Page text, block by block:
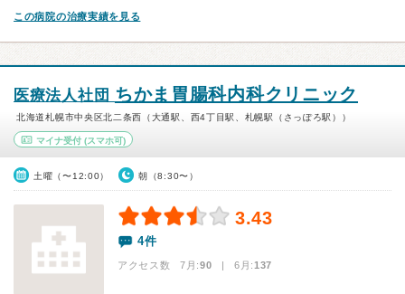
この病院の治療実績を見る
医療法人社団 ちかま胃腸科内科クリニック
北海道札幌市中央区北二条西（大通駅、西4丁目駅、札幌駅（さっぽろ駅））
マイナ受付 (スマホ可)
土曜（〜12:00） 朝（8:30〜）
3.43
4件
アクセス数 7月:90 | 6月:137